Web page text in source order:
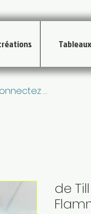
Tableaux
vous
de